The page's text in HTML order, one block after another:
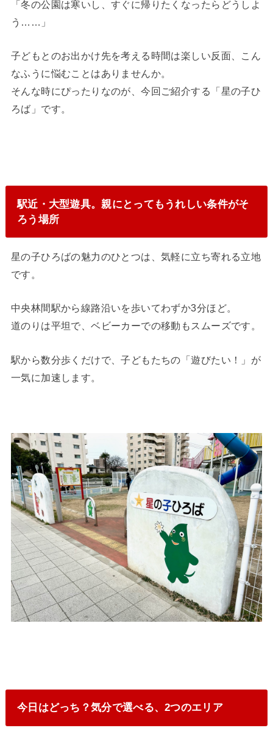
「冬の公園は寒いし、すぐに帰りたくなったらどうしよ
う……」
子どもとのお出かけ先を考える時間は楽しい反面、こん
なふうに悩むことはありませんか。
そんな時にぴったりなのが、今回ご紹介する「星の子ひ
ろば」です。
駅近・大型遊具。親にとってもうれしい条件がそ
ろう場所
星の子ひろばの魅力のひとつは、気軽に立ち寄れる立地
です。
中央林間駅から線路沿いを歩いてわずか3分ほど。
道のりは平坦で、ベビーカーでの移動もスムーズです。
駅から数分歩くだけで、子どもたちの「遊びたい！」が
一気に加速します。
今日はどっち？気分で選べる、2つのエリア